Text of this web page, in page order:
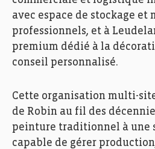
avec espace de stockage et
professionnels, et à
premium dédié à la
conseil personnalisé.
Cette organisation multi-
de Robin au fil des
peinture traditionnel à une
capable de gérer